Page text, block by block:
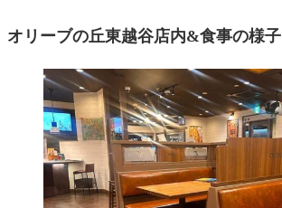
オリーブの丘東越谷店内&食事の様子